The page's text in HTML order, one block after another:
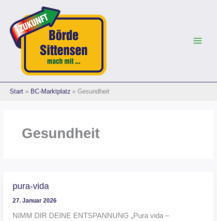
springen
Start BC-Marktplatz Gesundheit
Gesundheit
pura-vida
27. Januar 2026
NIMM DIR DEINE ENTSPANNUNG „Pura vida –